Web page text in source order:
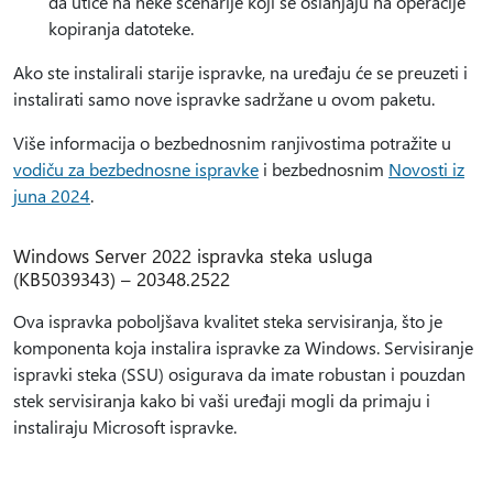
kopiranja datoteke.
Ako ste instalirali starije ispravke, na uređaju će se preuzeti i
instalirati samo nove ispravke sadržane u ovom paketu.
Više informacija o bezbednosnim ranjivostima potražite u
vodiču za bezbednosne ispravke i bezbednosnim Novosti iz
juna 2024.
Windows Server 2022 ispravka steka usluga
(KB5039343) – 20348.2522
Ova ispravka poboljšava kvalitet steka servisiranja, što je
komponenta koja instalira ispravke za Windows. Servisiranje
ispravki steka (SSU) osigurava da imate robustan i pouzdan
stek servisiranja kako bi vaši uređaji mogli da primaju i
instaliraju Microsoft ispravke.